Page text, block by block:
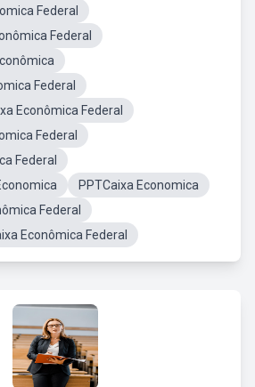
Federal
Federal
Federal
Econômica Federal
Federal
Federal
PPTCaixa Economica
Federal
Econômica Federal